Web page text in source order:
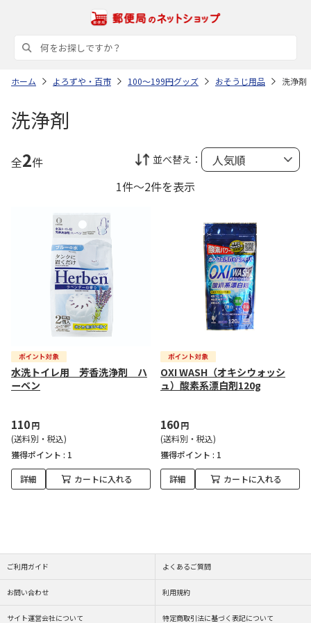
ホーム よろずや・百市 100～199円グッズ おそうじ用品 洗浄剤
洗浄剤
全2件 並べ替え：
1件～2件を表示
水洗トイレ用 芳香洗浄剤 ハ
ーベン
110円
(送料別・税込)
獲得ポイント : 1
詳細 カートに入れる
OXI WASH（オキシウォッシ
ュ）酸素系漂白剤120g
160円
(送料別・税込)
獲得ポイント : 1
詳細 カートに入れる
ご利用ガイド よくあるご質問
お問い合わせ 利用規約
サイト運営会社について 特定商取引法に基づく表記について